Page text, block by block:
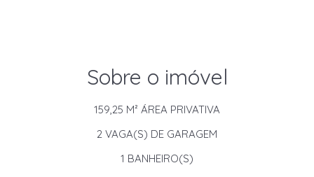
Sobre o imóvel
159,25 M² ÁREA PRIVATIVA
2 VAGA(S) DE GARAGEM
1 BANHEIRO(S)